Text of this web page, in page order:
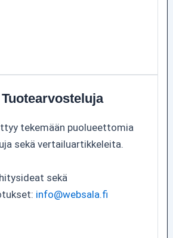
tekemään puolueettomia
sekä vertailuartikkeleita.
sekä
info@websala.fi